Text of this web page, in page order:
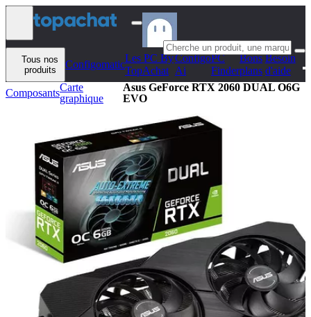
Aller au contenu
Tous nos
produits
Configomatic
Les PC By
TopAchat
Configo
Ai
PC
Finder
Bons
plans
Besoin
d'aide
ComposantsCarte
graphique
Asus GeForce RTX 2060 DUAL O6G
EVO